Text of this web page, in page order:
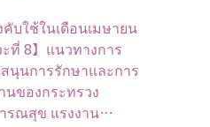
งคับใช้ในเดือนเมษายน
ะที่ 8】แนวทางการ
นุนการรักษาและการ
นของกระทรวง
รณสุข แรงงาน…